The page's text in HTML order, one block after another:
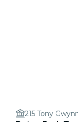
215 Tony